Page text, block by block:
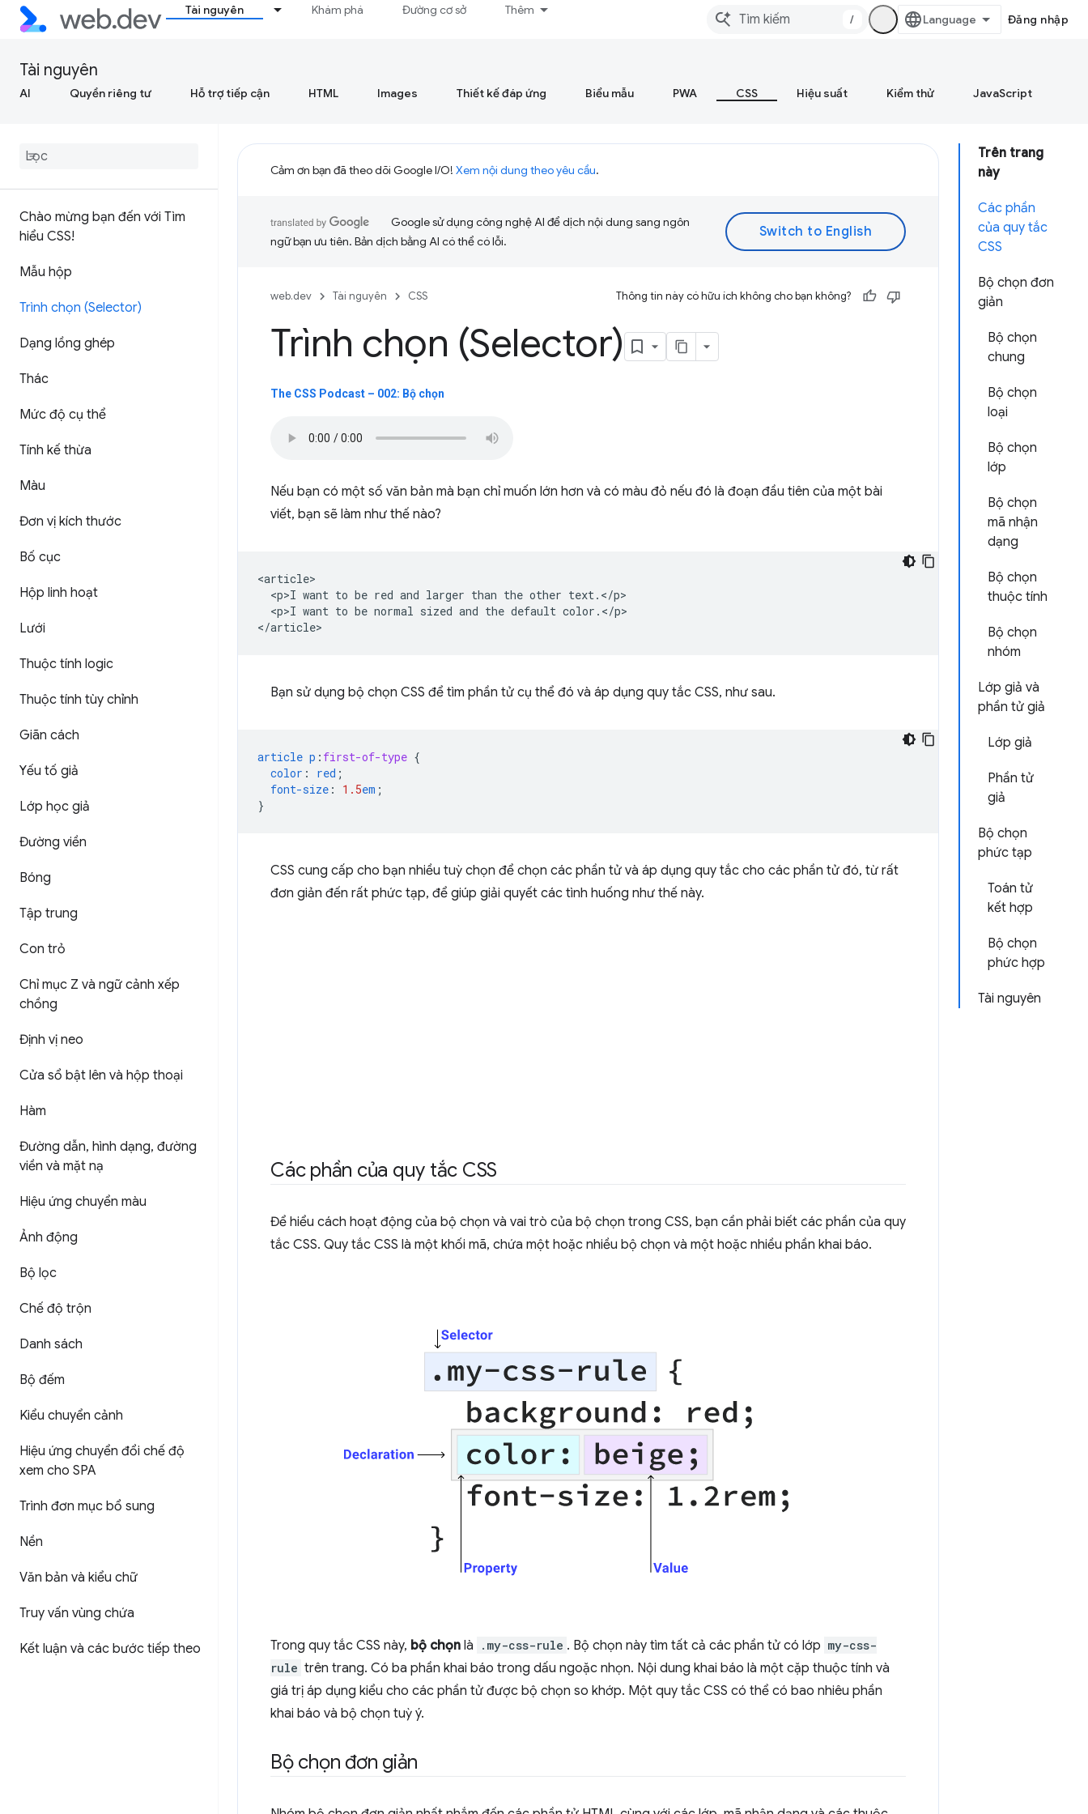
Tài nguyên Khám phá Đường cơ sở Thêm
/ Đăng nhập
Tài nguyên
AI Quyền riêng tư Hỗ trợ tiếp cận HTML Images Thiết kế đáp ứng Biểu mẫu PWA CSS Hiệu suất Kiểm thử JavaScript
Chào mừng bạn đến với Tìm
hiểu CSS!
Mẫu hộp
Trình chọn (Selector)
Dạng lồng ghép
Thác
Mức độ cụ thể
Tính kế thừa
Màu
Đơn vị kích thước
Bố cục
Hộp linh hoạt
Lưới
Thuộc tính logic
Thuộc tính tùy chỉnh
Giãn cách
Yếu tố giả
Lớp học giả
Đường viền
Bóng
Tập trung
Con trỏ
Chỉ mục Z và ngữ cảnh xếp
chồng
Định vị neo
Cửa sổ bật lên và hộp thoại
Hàm
Đường dẫn, hình dạng, đường
viền và mặt nạ
Hiệu ứng chuyển màu
Ảnh động
Bộ lọc
Chế độ trộn
Danh sách
Bộ đếm
Kiểu chuyển cảnh
Hiệu ứng chuyển đổi chế độ
xem cho SPA
Trình đơn mục bổ sung
Nền
Văn bản và kiểu chữ
Truy vấn vùng chứa
Kết luận và các bước tiếp theo
Trên trang
này
Các phần
của quy tắc
CSS
Bộ chọn đơn
giản
Bộ chọn
chung
Bộ chọn
loại
Bộ chọn
lớp
Bộ chọn
mã nhận
dạng
Bộ chọn
thuộc tính
Bộ chọn
nhóm
Lớp giả và
phần tử giả
Lớp giả
Phần tử
giả
Bộ chọn
phức tạp
Toán tử
kết hợp
Bộ chọn
phức hợp
Tài nguyên
Cảm ơn bạn đã theo dõi Google I/O! Xem nội dung theo yêu cầu.
Google sử dụng công nghệ AI để dịch nội dung sang ngôn
ngữ bạn ưu tiên. Bản dịch bằng AI có thể có lỗi.
web.dev Tài nguyên CSS Thông tin này có hữu ích không cho bạn không?
Trình chọn (Selector)
The CSS Podcast – 002: Bộ chọn
Nếu bạn có một số văn bản mà bạn chỉ muốn lớn hơn và có màu đỏ nếu đó là đoạn đầu tiên của một bài
viết, bạn sẽ làm như thế nào?
<article>
  <p>I want to be red and larger than the other text.</p>
  <p>I want to be normal sized and the default color.</p>
Bạn sử dụng bộ chọn CSS để tìm phần tử cụ thể đó và áp dụng quy tắc CSS, như sau.
article p : first-of-type {
color : red ;
font-size : 1.5em ;
}
CSS cung cấp cho bạn nhiều tuỳ chọn để chọn các phần tử và áp dụng quy tắc cho các phần tử đó, từ rất
đơn giản đến rất phức tạp, để giúp giải quyết các tình huống như thế này.
Các phần của quy tắc CSS
Để hiểu cách hoạt động của bộ chọn và vai trò của bộ chọn trong CSS, bạn cần phải biết các phần của quy
tắc CSS. Quy tắc CSS là một khối mã, chứa một hoặc nhiều bộ chọn và một hoặc nhiều phần khai báo.
Trong quy tắc CSS này, bộ chọn là .my-css-rule . Bộ chọn này tìm tất cả các phần tử có lớp my-css-
rule trên trang. Có ba phần khai báo trong dấu ngoặc nhọn. Nội dung khai báo là một cặp thuộc tính và
giá trị áp dụng kiểu cho các phần tử được bộ chọn so khớp. Một quy tắc CSS có thể có bao nhiêu phần
khai báo và bộ chọn tuỳ ý.
Bộ chọn đơn giản